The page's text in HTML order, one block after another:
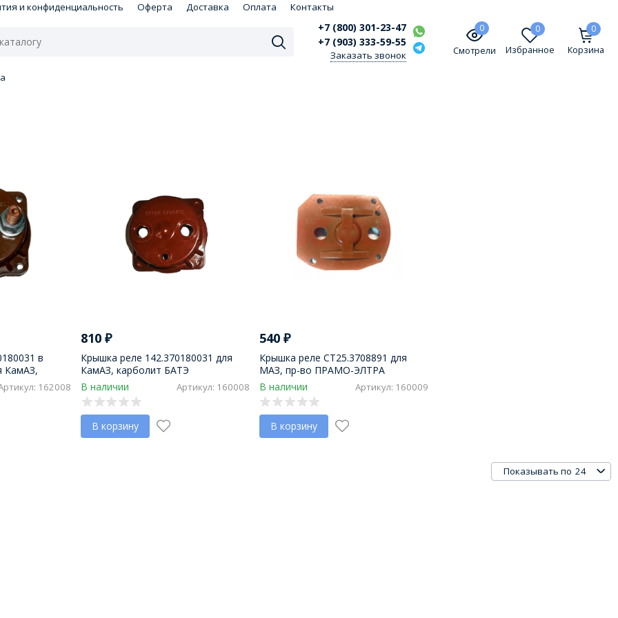
и конфиденциальность Оферта Доставка Оплата Контакты
+7 (800) 301-23-47
+7 (903) 333-59-55
Заказать звонок
0
Смотрели
0
Избранное
0
Корзина
в
КамАЗ,
162008
810₽
Крышка реле 142.370180031 для
КамАЗ, карболит БАТЭ
В наличии
Артикул: 160008
В корзину
540 ₽
Крышка реле СТ25.3708891 для
МАЗ, пр-во ПРАМО-ЭЛТРА
В наличии
Артикул: 160009
В корзину
Показывать по 24